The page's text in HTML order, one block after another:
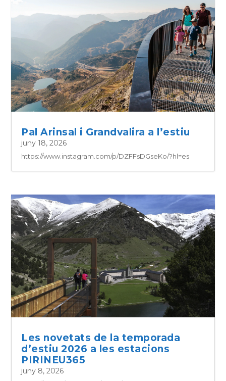
Pal Arinsal i Grandvalira a l’estiu
juny 18, 2026
https://www.instagram.com/p/DZFFsDGseKo/?hl=es
Les novetats de la temporada
d’estiu 2026 a les estacions
PIRINEU365
juny 8, 2026